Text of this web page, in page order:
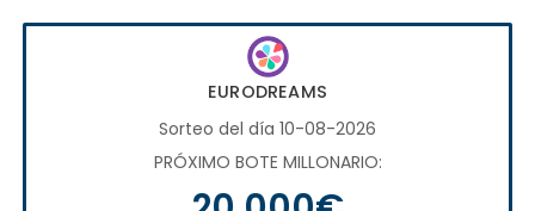
EURODREAMS
Sorteo del día 10-08-2026
PRÓXIMO BOTE MILLONARIO: